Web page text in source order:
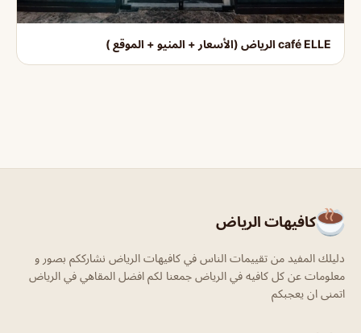
café ELLE الرياض (الأسعار + المنيو + الموقع )
كافيهات الرياض
دليلك المفيد من تقييمات الناس في كافيهات الرياض نشارككم بصور و
معلومات عن كل كافيه في الرياض جمعنا لكم افضل المقاهي في الرياض
اتمنى ان يعجبكم